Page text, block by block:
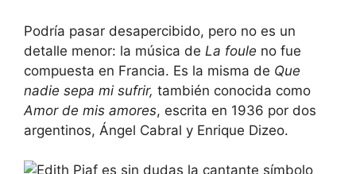
Podría pasar desapercibido, pero no es un
detalle menor: la música de La foule no fue
compuesta en Francia. Es la misma de Que
nadie sepa mi sufrir, también conocida como
Amor de mis amores, escrita en 1936 por dos
argentinos, Ángel Cabral y Enrique Dizeo.